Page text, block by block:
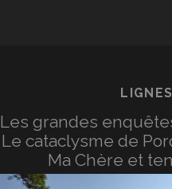
LIGNES
Les grandes
Le cataclysme de
Ma Chère et